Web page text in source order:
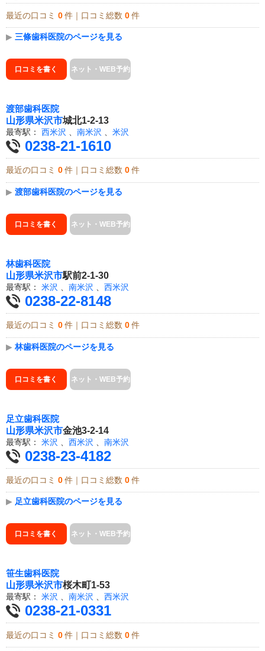
最近の口コミ 0 件｜口コミ総数 0 件
▶ 三條歯科医院のページを見る
口コミを書く ネット・WEB予約
渡部歯科医院
山形県米沢市城北1-2-13
最寄駅： 西米沢 南米沢 米沢
0238-21-1610
最近の口コミ 0 件｜口コミ総数 0 件
▶ 渡部歯科医院のページを見る
口コミを書く ネット・WEB予約
林歯科医院
山形県米沢市駅前2-1-30
最寄駅： 米沢 南米沢 西米沢
0238-22-8148
最近の口コミ 0 件｜口コミ総数 0 件
▶ 林歯科医院のページを見る
口コミを書く ネット・WEB予約
足立歯科医院
山形県米沢市金池3-2-14
最寄駅： 米沢 西米沢 南米沢
0238-23-4182
最近の口コミ 0 件｜口コミ総数 0 件
▶ 足立歯科医院のページを見る
口コミを書く ネット・WEB予約
笹生歯科医院
山形県米沢市桜木町1-53
最寄駅： 米沢 、 南米沢 、 西米沢
0238-21-0331
最近の口コミ 0 件｜口コミ総数 0 件